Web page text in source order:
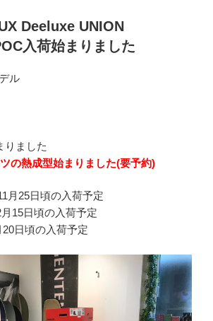
Deeluxe UNION
入荷始まりました
ル
ました
の熱成型始まりました(要予約)
25日頃の入荷予定
15日頃の入荷予定
日頃の入荷予定